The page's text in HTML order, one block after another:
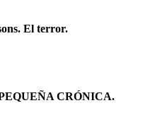
El terror.
CRÓNICA.